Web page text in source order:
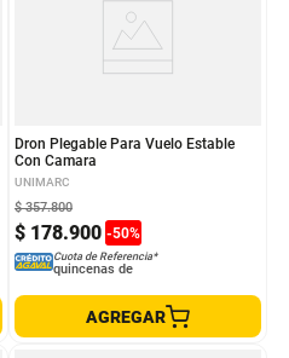
Dron Plegable Para Vuelo Estable
Con Camara
UNIMARC
$ 178.900 -50%
$ 357.800
Cuota de Referencia*
quincenas de
AGREGAR